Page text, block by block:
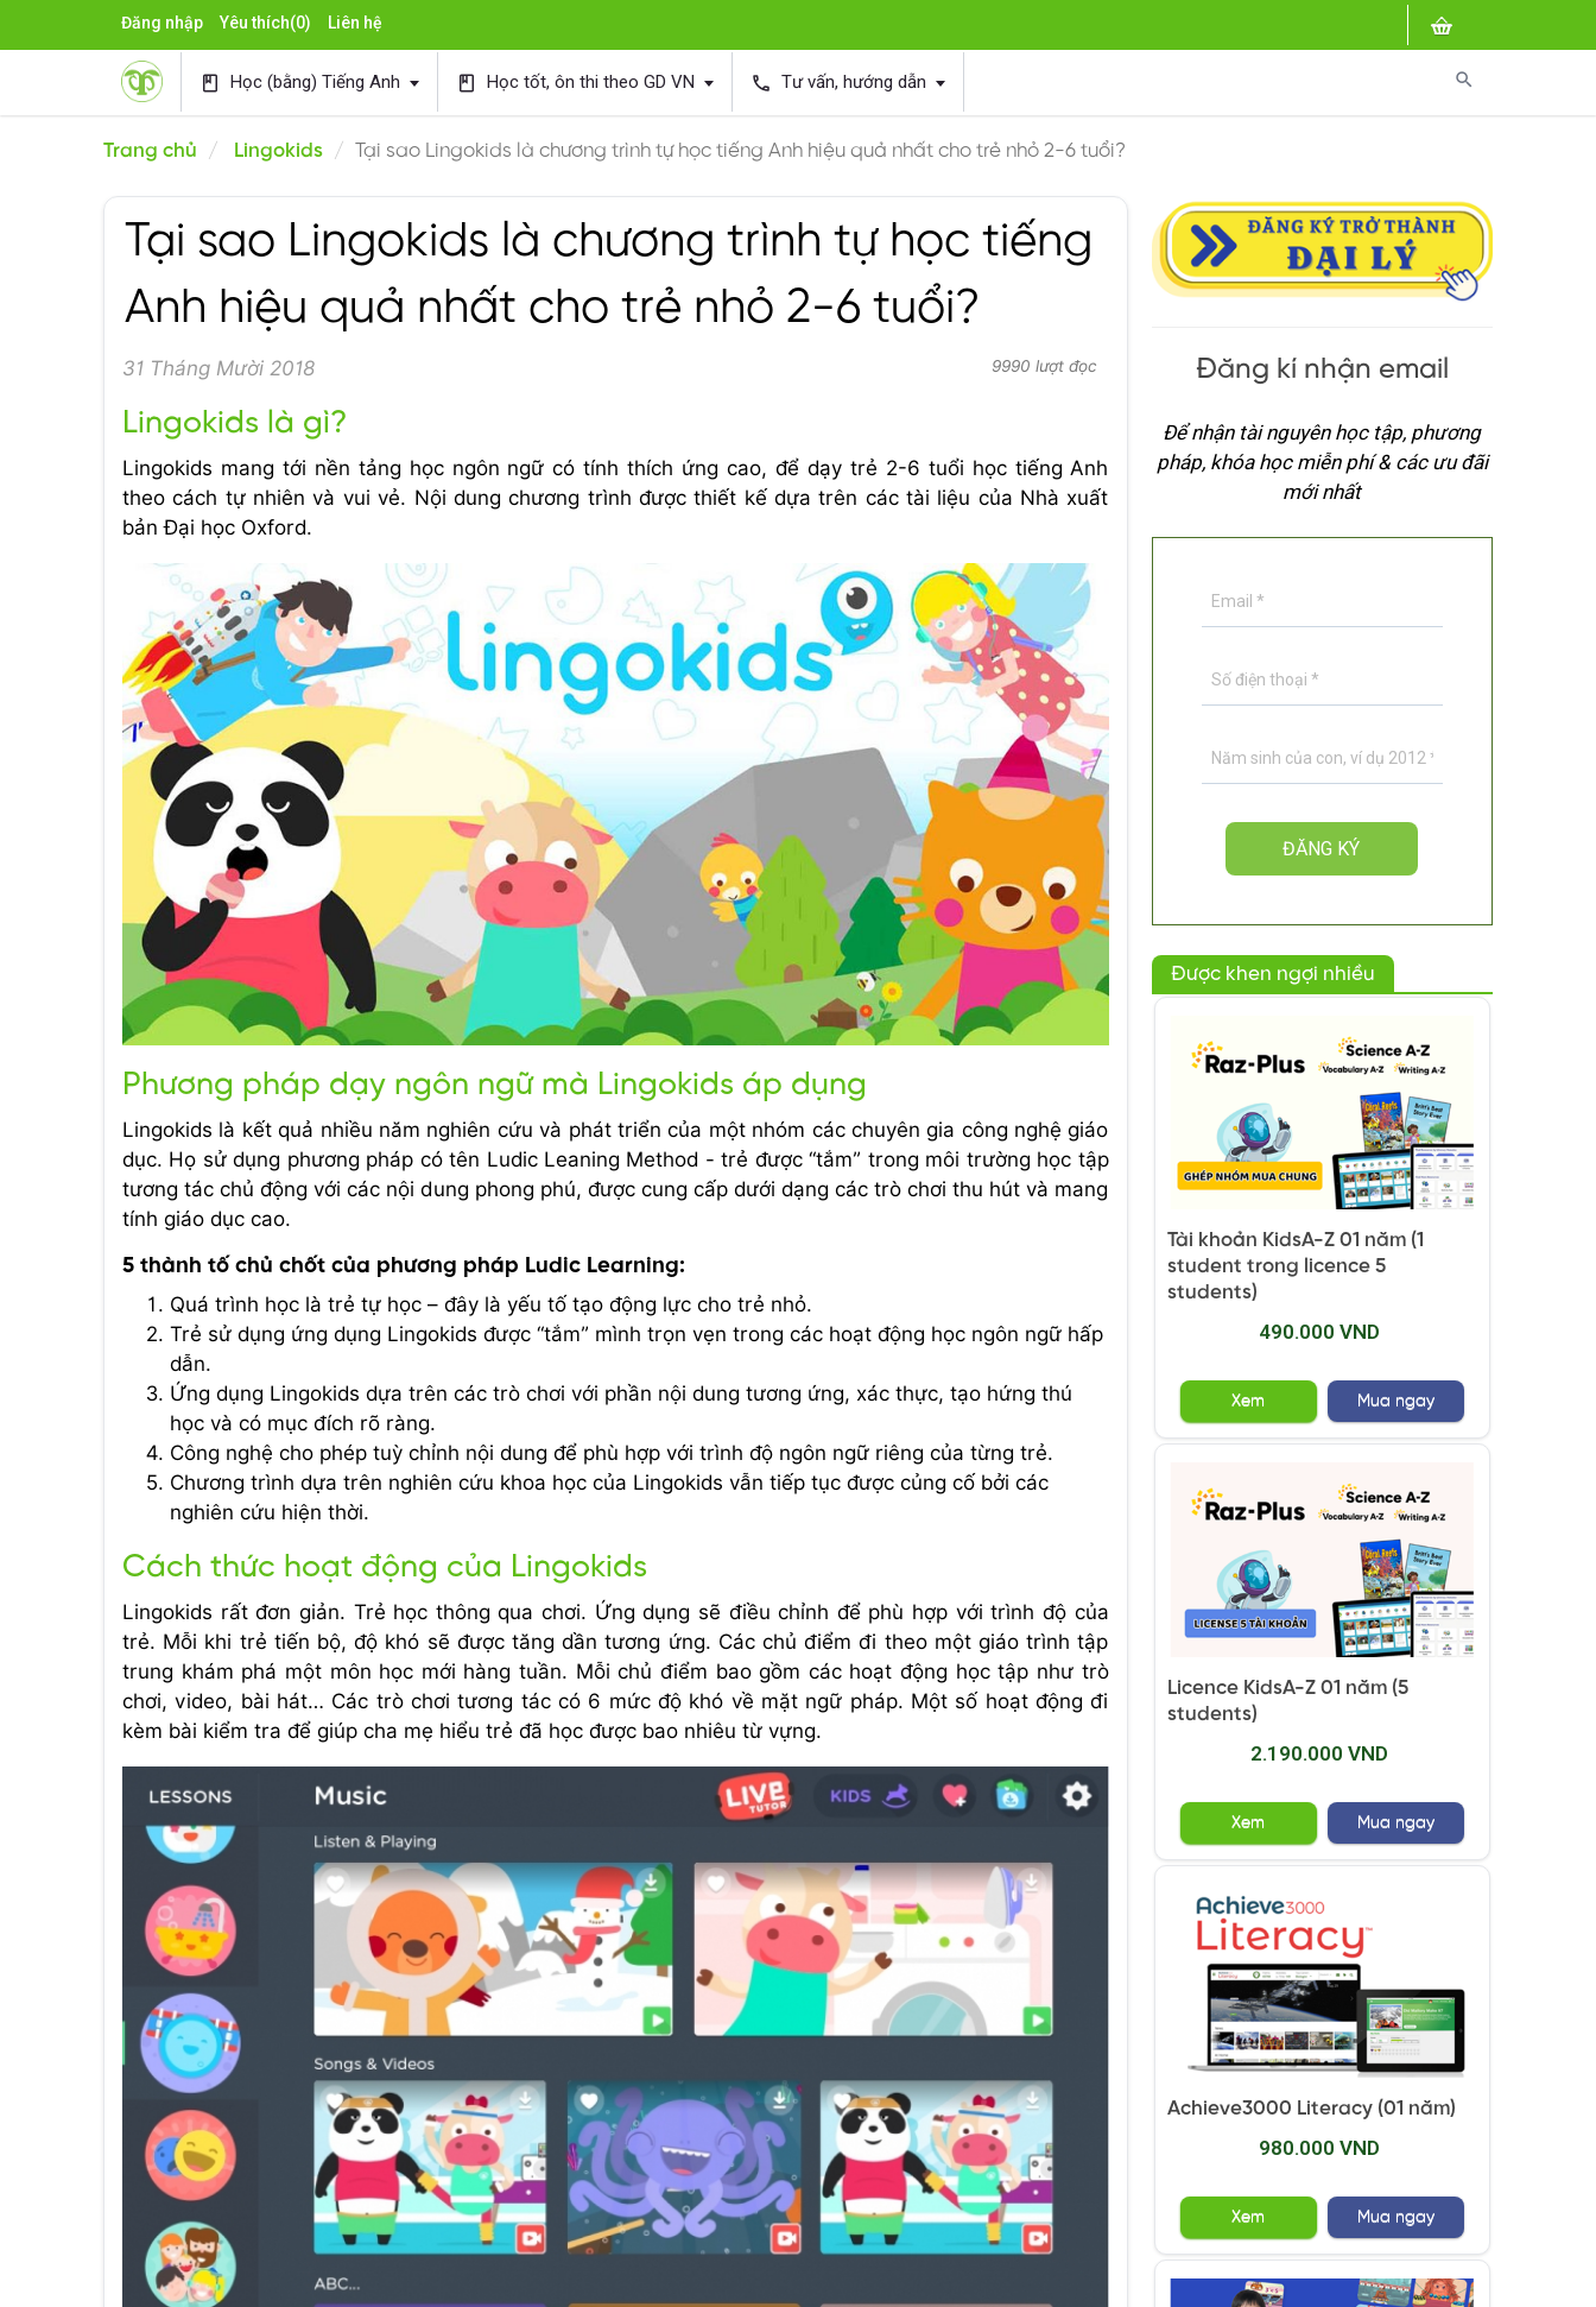
Đăng nhập Yêu thích(0) Liên hệ
search
book Học (bằng) Tiếng Anh book Học tốt, ôn thi theo GD VN phone Tư vấn, hướng dẫn
Trang chủ Lingokids Tại sao Lingokids là chương trình tự học tiếng Anh hiệu quả nhất cho trẻ nhỏ 2-6 tuổi?
Tại sao Lingokids là chương trình tự học tiếng
Anh hiệu quả nhất cho trẻ nhỏ 2-6 tuổi?
31 Tháng Mười 2018 9990 lượt đọc
Lingokids là gì?
Lingokids mang tới nền tảng học ngôn ngữ có tính thích ứng cao, để dạy trẻ 2-6 tuổi học tiếng Anh
theo cách tự nhiên và vui vẻ. Nội dung chương trình được thiết kế dựa trên các tài liệu của Nhà xuất
bản Đại học Oxford.
Phương pháp dạy ngôn ngữ mà Lingokids áp dụng
Lingokids là kết quả nhiều năm nghiên cứu và phát triển của một nhóm các chuyên gia công nghệ giáo
dục. Họ sử dụng phương pháp có tên Ludic Leaning Method - trẻ được “tắm” trong môi trường học tập
tương tác chủ động với các nội dung phong phú, được cung cấp dưới dạng các trò chơi thu hút và mang
tính giáo dục cao.
5 thành tố chủ chốt của phương pháp Ludic Learning:
Quá trình học là trẻ tự học – đây là yếu tố tạo động lực cho trẻ nhỏ.
Trẻ sử dụng ứng dụng Lingokids được “tắm” mình trọn vẹn trong các hoạt động học ngôn ngữ hấp
dẫn.
Ứng dụng Lingokids dựa trên các trò chơi với phần nội dung tương ứng, xác thực, tạo hứng thú
học và có mục đích rõ ràng.
Công nghệ cho phép tuỳ chỉnh nội dung để phù hợp với trình độ ngôn ngữ riêng của từng trẻ.
Chương trình dựa trên nghiên cứu khoa học của Lingokids vẫn tiếp tục được củng cố bởi các
nghiên cứu hiện thời.
Cách thức hoạt động của Lingokids
Lingokids rất đơn giản. Trẻ học thông qua chơi. Ứng dụng sẽ điều chỉnh để phù hợp với trình độ của
trẻ. Mỗi khi trẻ tiến bộ, độ khó sẽ được tăng dần tương ứng. Các chủ điểm đi theo một giáo trình tập
trung khám phá một môn học mới hàng tuần. Mỗi chủ điểm bao gồm các hoạt động học tập như trò
chơi, video, bài hát… Các trò chơi tương tác có 6 mức độ khó về mặt ngữ pháp. Một số hoạt động đi
kèm bài kiểm tra để giúp cha mẹ hiểu trẻ đã học được bao nhiêu từ vựng.
Đăng kí nhận email
Để nhận tài nguyên học tập, phương
pháp, khóa học miễn phí & các ưu đãi
mới nhất
Được khen ngợi nhiều
Tài khoản KidsA-Z 01 năm (1
student trong licence 5
students)
490.000 VND
Xem Mua ngay
Licence KidsA-Z 01 năm (5
students)
2.190.000 VND
Xem Mua ngay
Achieve3000 Literacy (01 năm)
980.000 VND
Xem Mua ngay